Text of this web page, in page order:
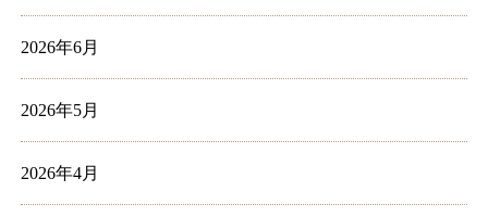
2026年6月
2026年5月
2026年4月